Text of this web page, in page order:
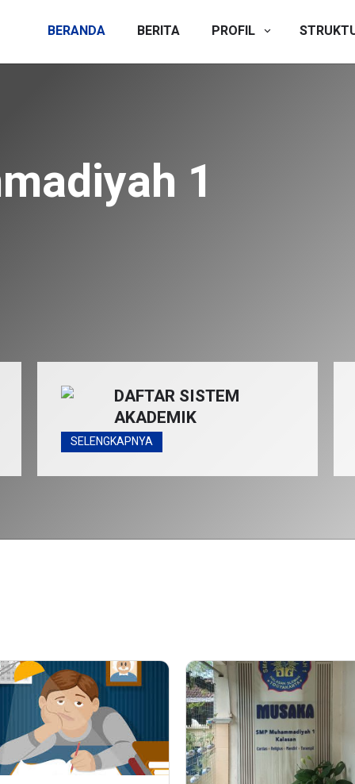
BERANDA BERITA PROFIL
1
Didik
DAFTAR SISTEM
AKADEMIK
SELENGKAPNYA